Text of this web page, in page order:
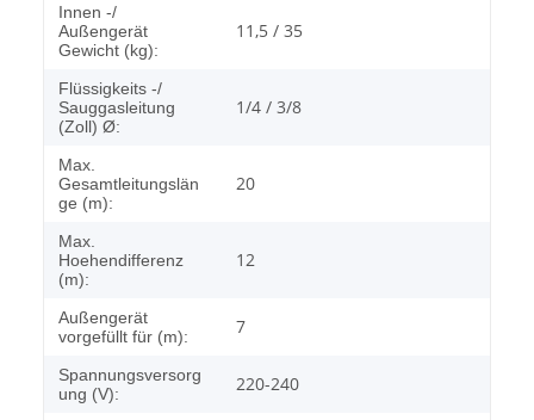
Innen -/
Außengerät
Gewicht (kg):
11,5 / 35
Flüssigkeits -/
Sauggasleitung
(Zoll) Ø:
1/4 / 3/8
Max.
Gesamtleitungslän
ge (m):
20
Max.
Hoehendifferenz
(m):
12
Außengerät
vorgefüllt für (m):
7
Spannungsversorg
ung (V):
220-240